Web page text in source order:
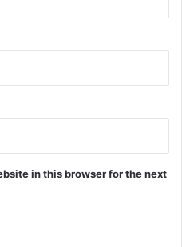
in this browser for the next